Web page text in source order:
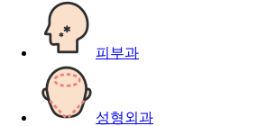
피부과
성형외과